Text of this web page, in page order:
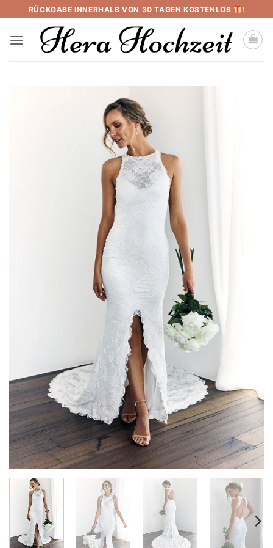
to
content
RÜCKGABE INNERHALB VON 30 TAGEN KOSTENLOS !